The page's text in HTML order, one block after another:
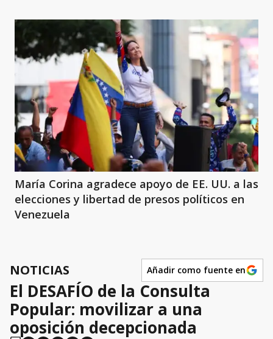
María Corina agradece apoyo de EE. UU. a las
elecciones y libertad de presos políticos en
Venezuela
NOTICIAS Añadir como fuente en
El DESAFÍO de la Consulta
Popular: movilizar a una
oposición decepcionada